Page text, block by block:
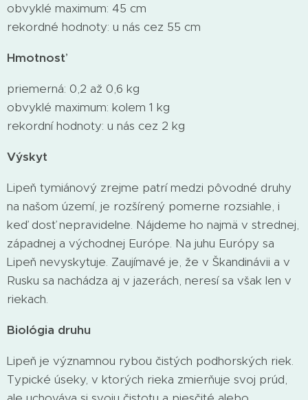
obvyklé maximum: 45 cm
rekordné hodnoty: u nás cez 55 cm
Hmotnosť
priemerná: 0,2 až 0,6 kg
obvyklé maximum: kolem 1 kg
rekordní hodnoty: u nás cez 2 kg
Výskyt
Lipeň tymiánový zrejme patrí medzi pôvodné druhy
na našom území, je rozšírený pomerne rozsiahle, i
keď dosť nepravidelne. Nájdeme ho najmä v strednej,
západnej a východnej Európe. Na juhu Európy sa
Lipeň nevyskytuje. Zaujímavé je, že v Škandinávii a v
Rusku sa nachádza aj v jazerách, neresí sa však len v
riekach.
Biológia druhu
Lipeň je významnou rybou čistých podhorských riek.
Typické úseky, v ktorých rieka zmierňuje svoj prúd,